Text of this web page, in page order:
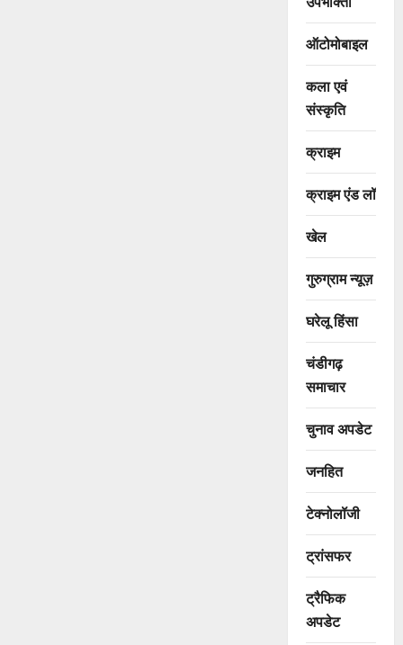
ऑटोमोबाइल
कला एवं
संस्कृति
क्राइम
क्राइम एंड लॉ
खेल
गुरुग्राम न्यूज़
घरेलू हिंसा
चंडीगढ़
समाचार
चुनाव अपडेट
जनहित
टेक्नोलॉजी
ट्रांसफर
ट्रैफिक
अपडेट